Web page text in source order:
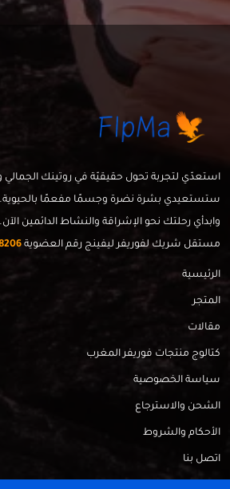
استعدّي لتجربة تحول حقيقيّة في روتينك الجمالي
ستستعيدي بشرة نضرة وجسمًا مفعمًا بالحيوية.
مستقل شريك لفوريفر ليفينج رقم العضوية
الرئيسية
المتجر
مقالات
كتالوج منتجات فوريفر المغرب
سياسة الخصوصية
الشحن والاسترجاع
الأحكام والشروط
اتصل بنا